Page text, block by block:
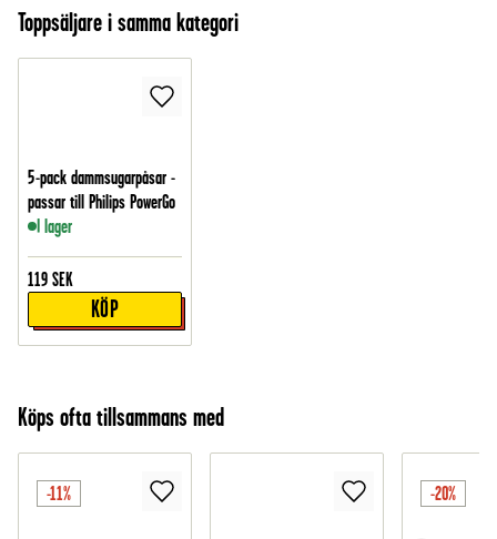
Toppsäljare i samma kategori
5-pack dammsugarpåsar -
passar till Philips PowerGo
I lager
119 SEK
KÖP
Köps ofta tillsammans med
-11% -20%